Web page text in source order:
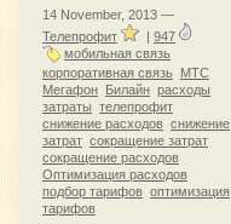
14 November, 2013 —
Телепрофит
947
мобильная связь
корпоративная связь МТС
Мегафон
Билайн расходы
затраты телепрофит
снижение расходов снижение
затрат сокращение затрат
сокращение расходов
Оптимизация расходов
подбор тарифов оптимизация
тарифов